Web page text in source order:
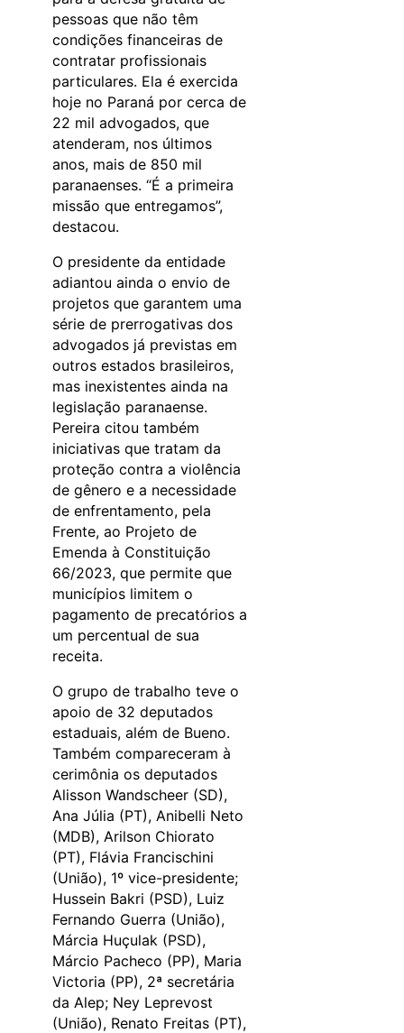
pessoas que não têm
condições financeiras de
contratar profissionais
particulares. Ela é exercida
hoje no Paraná por cerca de
22 mil advogados, que
atenderam, nos últimos
anos, mais de 850 mil
paranaenses. “É a primeira
missão que entregamos”,
destacou.
O presidente da entidade
adiantou ainda o envio de
projetos que garantem uma
série de prerrogativas dos
advogados já previstas em
outros estados brasileiros,
mas inexistentes ainda na
legislação paranaense.
Pereira citou também
iniciativas que tratam da
proteção contra a violência
de gênero e a necessidade
de enfrentamento, pela
Frente, ao Projeto de
Emenda à Constituição
66/2023, que permite que
municípios limitem o
pagamento de precatórios a
um percentual de sua
receita.
O grupo de trabalho teve o
apoio de 32 deputados
estaduais, além de Bueno.
Também compareceram à
cerimônia os deputados
Alisson Wandscheer (SD),
Ana Júlia (PT), Anibelli Neto
(MDB), Arilson Chiorato
(PT), Flávia Francischini
(União), 1º vice-presidente;
Hussein Bakri (PSD), Luiz
Fernando Guerra (União),
Márcia Huçulak (PSD),
Márcio Pacheco (PP), Maria
Victoria (PP), 2ª secretária
da Alep; Ney Leprevost
(União), Renato Freitas (PT),